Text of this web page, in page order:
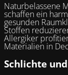
Naturbelassene
schaffen ein
gesunden
Stoffen
Allergiker
Materialien in
Schlichte